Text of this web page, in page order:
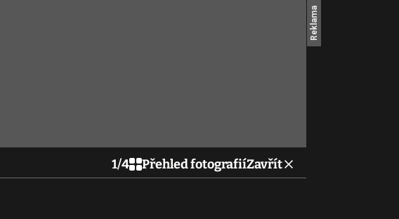
1/4 Přehled fotografiíZavřít